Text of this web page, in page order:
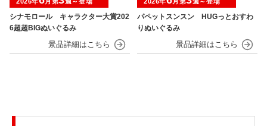
シナモロール キャラクター大賞202
6超超BIGぬいぐるみ
2026年 月第 週～登場
パペットスンスン HUGっとおすわ
りぬいぐるみ
2026年 月第 週～登場